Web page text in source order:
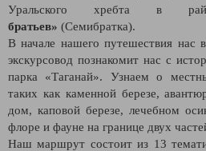
Уральского хребта в
братьев» (Семибратка).
В начале нашего путешествия нас
экскурсовод познакомит нас с
парка «Таганай». Узнаем о
таких как каменной березе,
дом, каповой березе, лечебном
флоре и фауне на границе двух
Наш маршрут состоит из 13